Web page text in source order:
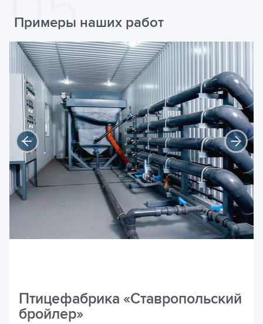
Примеры наших работ
Птицефабрика «Ставропольский
бройлер»